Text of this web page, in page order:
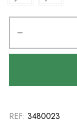
REF: 3480023